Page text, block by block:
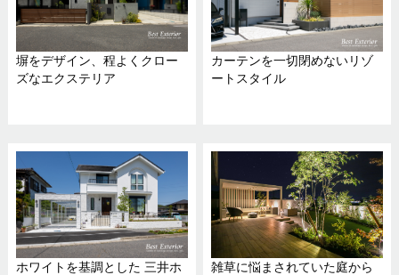
塀をデザイン、程よくクロー
ズなエクステリア
カーテンを一切閉めないリゾ
ートスタイル
ホワイトを基調とした 三井ホ
雑草に悩まされていた庭から